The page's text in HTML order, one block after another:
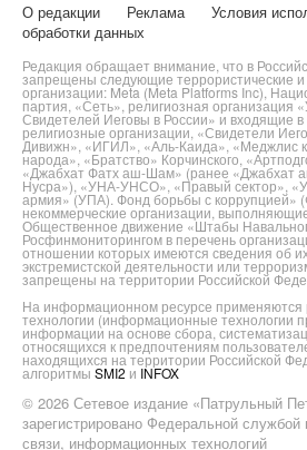
О редакции Реклама Условия
обработки данных
Редакция обращает внимание, что в
запрещены следующие террористические и
организации: Meta (Meta Platforms Inc),
партия, «Сеть», религиозная организация
Свидетелей Иеговы в России» и входящие в
религиозные организации, «Свидетели
Дивижн», «ИГИЛ», «Аль-Каида», «Меджлис
народа», «Братство» Корчинского,
«Джабхат Фатх аш-Шам» (ранее «Джабхат
Нусра»), «УНА-УНСО», «Правый сектор»,
армия» (УПА). Фонд борьбы с коррупцией»
некоммерческие организации,
Общественное движение «Штабы
Росфинмониторингом в перечень
отношении которых имеются сведения об
экстремистской деятельности или
запрещены на территории Российской
На информационном ресурсе применяются
технологии (информационные технологии
информации на основе сбора,
относящихся к предпочтениям
находящихся на территории Российской
алгоритмы SMI2 и INFOX
© 2026 Сетевое издание «Патрульный
зарегистрировано Федеральной
связи, информационных технологий